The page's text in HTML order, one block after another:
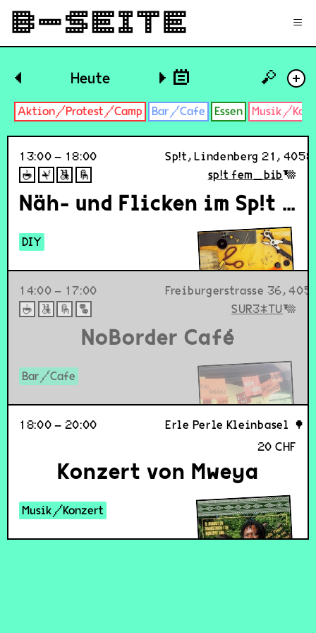
≡
◀ Heute ▶ +
🔎
Aktion/Protest/Camp Bar/Cafe Essen Musik/
13:00 – 18:00
Sp!t, Lindenberg 21, 4058
sp!t fem_bib
Näh- und Flicken im Sp!t - sewing and mending at Sp!t
DIY
14:00 – 17:00
Freiburgerstrasse 36,
SUR3*TU
NoBorder Café
Bar/Cafe
18:00 – 20:00
Erle Perle Kleinbasel
20 CHF
Konzert von Mweya
Musik/Konzert